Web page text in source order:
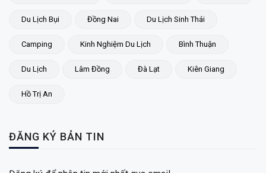
Du Lịch Bụi Đồng Nai Du Lịch Sinh Thái
Camping Kinh Nghiệm Du Lịch Bình Thuận
Du Lịch Lâm Đồng Đà Lạt Kiên Giang
Hồ Trị An
ĐĂNG KÝ BẢN TIN